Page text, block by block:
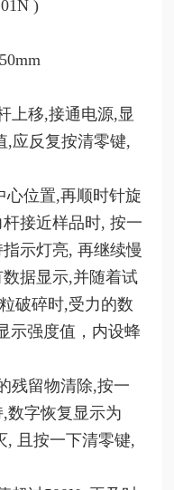
)
上移,接通电源,显
,应反复按清零键,
心位置,再顺时针旋
接近样品时, 按一
示灯亮, 再继续慢
据显示,并随着试
破碎时,受力的数
示强度值，内设蜂
残留物清除,按一
数字恢复显示为
, 且按一下清零键,